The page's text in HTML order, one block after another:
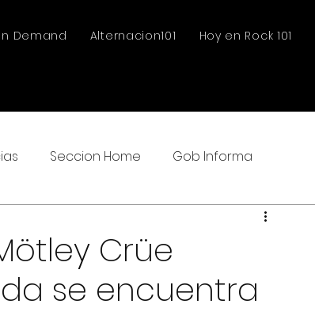
Demand Alternacion101 Hoy en Rock 101
Seccion Home Gob Informa
Crüe
se encuentra